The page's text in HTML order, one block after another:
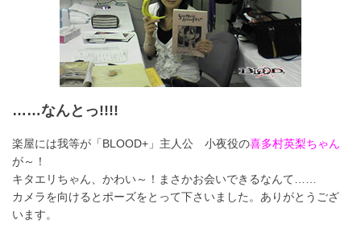
……なんとっ!!!!
楽屋には我等が「BLOOD+」主人公 小夜役の喜多村英梨ちゃん
が～！
キタエリちゃん、かわい～！まさかお会いできるなんて……
カメラを向けるとポーズをとって下さいました。ありがとうござ
います。